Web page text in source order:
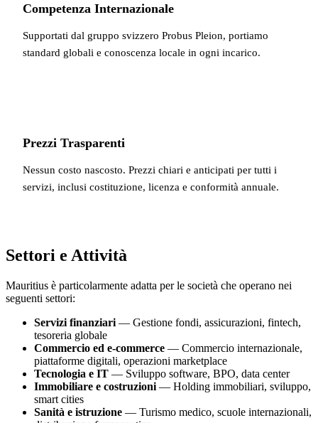
Competenza Internazionale
Supportati dal gruppo svizzero Probus Pleion, portiamo
standard globali e conoscenza locale in ogni incarico.
Prezzi Trasparenti
Nessun costo nascosto. Prezzi chiari e anticipati per tutti i
servizi, inclusi costituzione, licenza e conformità annuale.
Settori e Attività
Mauritius è particolarmente adatta per le società che operano nei
seguenti settori:
Servizi finanziari — Gestione fondi, assicurazioni, fintech,
tesoreria globale
Commercio ed e-commerce — Commercio internazionale,
piattaforme digitali, operazioni marketplace
Tecnologia e IT — Sviluppo software, BPO, data center
Immobiliare e costruzioni — Holding immobiliari, sviluppo,
smart cities
Sanità e istruzione — Turismo medico, scuole internazionali,